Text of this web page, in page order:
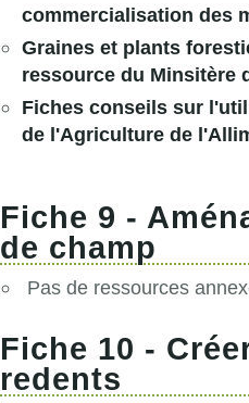
commercialisation des
Graines et plants
ressource du Minsitère
Fiches conseils sur
de l'Agriculture de
Fiche 9 -
de champ
Pas de ressources
Fiche 10 -
redents